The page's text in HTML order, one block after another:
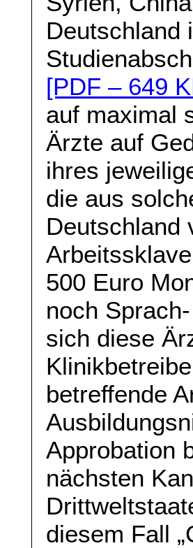
Deutschland
[PDF – 649
auf maximal
Ärzte auf
ihres
die aus
Deutschland
500 Euro
noch
sich diese
betreffende
Approbation
nächsten
diesem Fall